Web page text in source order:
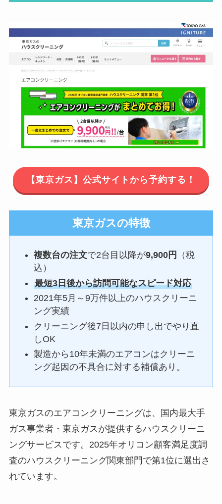
【東京ガス】公式サイトから予約する！
東京ガスの特徴
複数台の注文で2台目以降が9,900円
（税
込）
最短3日後から訪問可能なスピード対応
2021年5月～9万件以上のハウスクリーニ
ング実績
クリーニング後7日以内の申し出でやり直
しOK
製造から10年未満のエアコンはクリーニ
ング起因の不具合に対する補償あり。
東京ガスのエアコンクリーニングは、国内最大手
ガス事業者・東京ガスが提供するハウスクリーニ
ングサービスです。2025年オリコン顧客満足度調
査のハウスクリーニング関東部門で第1位に選出さ
れています。